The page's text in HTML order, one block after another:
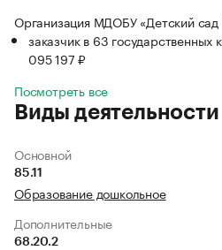
Организация МДОБУ «Детский
заказчик в 63 государственных
095 197 ₽
Посмотреть все
Виды деятельности
Основной
85.11
Образование дошкольное
Дополнительные
68.20.2